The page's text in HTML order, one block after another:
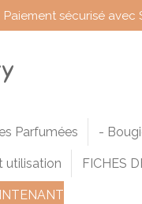
Paiement sécurisé avec
Parfumées -
utilisation FICHES